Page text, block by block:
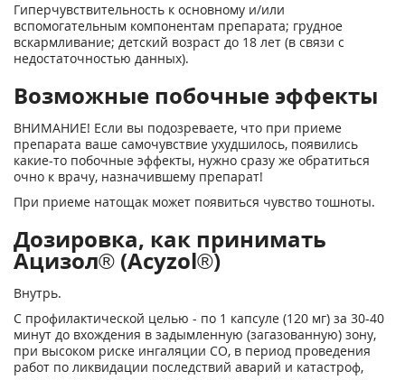
Гиперчувствительность к основному и/или
вспомогательным компонентам препарата; грудное
вскармливание; детский возраст до 18 лет (в связи с
недостаточностью данных).
Возможные побочные эффекты
ВНИМАНИЕ! Если вы подозреваете, что при приеме
препарата ваше самочувствие ухудшилось, появились
какие-то побочные эффекты, нужно сразу же обратиться
очно к врачу, назначившему препарат!
При приеме натощак может появиться чувство тошноты.
Дозировка, как принимать
Ацизол® (Acyzol®)
Внутрь.
С профилактической целью - по 1 капсуле (120 мг) за 30-40
минут до вхождения в задымленную (загазованную) зону,
при высоком риске ингаляции СО, в период проведения
работ по ликвидации последствий аварий и катастроф,